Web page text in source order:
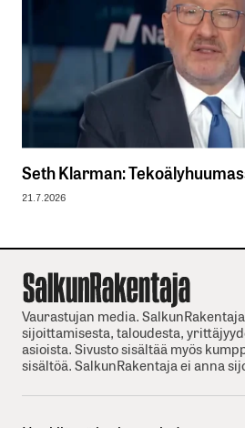
Seth Klarman:
21.7.2026
Vaurastujan media.
sijoittamisesta, taloudesta,
asioista. Sivusto sisältää myös
sisältöä. SalkunRakentaja ei anna